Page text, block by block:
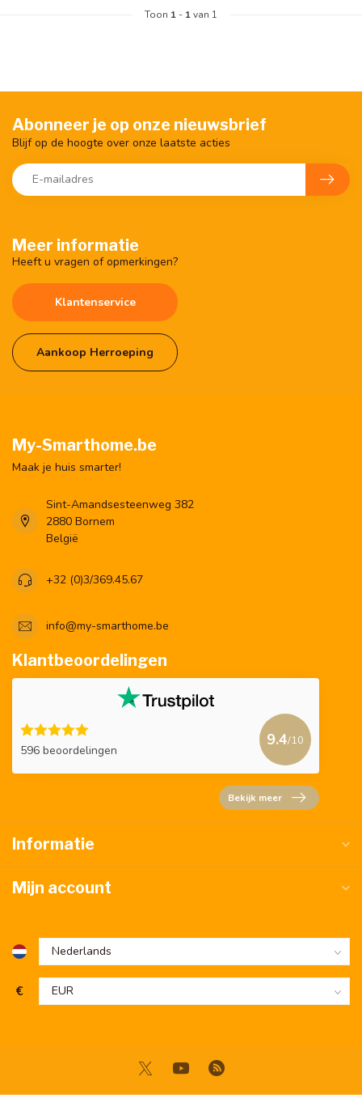
Toon 1 - 1van 1
Meer informatie
Heeft u vragen of opmerkingen?
Klantenservice
Aankoop Herroeping
Abonneer je op onze nieuwsbrief
Blijf op de hoogte over onze laatste acties
My-Smarthome.be
Maak je huis smarter!
Sint-Amandsesteenweg 382
2880 Bornem
België
+32 (0)3/369.45.67
info@my-smarthome.be
Klantbeoordelingen
596 beoordelingen
9.4/10
Bekijk meer
Informatie
Mijn account
€